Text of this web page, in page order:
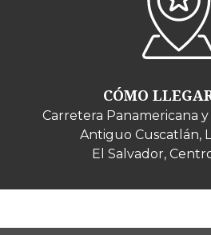
CÓMO
Carretera Panamericana
Antiguo Cuscatlán,
El Salvador,